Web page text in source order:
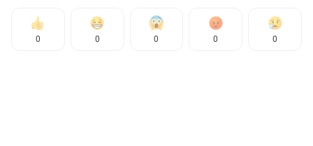
0 0 0 0 0